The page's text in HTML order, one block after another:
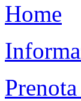
Home